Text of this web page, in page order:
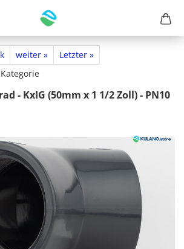
weiter »
Letzter »
- KxIG (50mm x 1 1/2 Zoll) - PN10